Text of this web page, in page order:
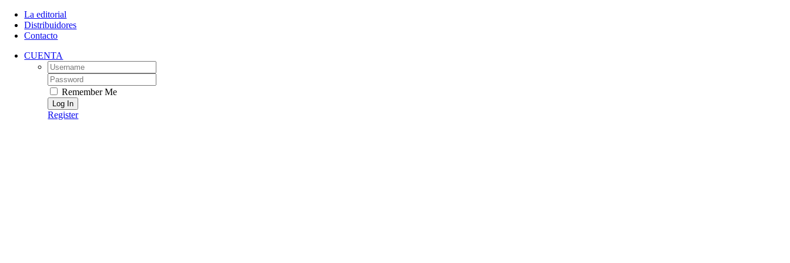
Skip
content
La editorial
Distribuidores
Contacto
CUENTA
Username:
Password:
Remember Me
Register